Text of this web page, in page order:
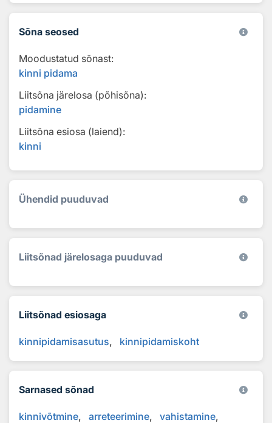
Sõna seosed
Moodustatud sõnast:
kinni pidama
Liitsõna järelosa (põhisõna):
pidamine
Liitsõna esiosa (laiend):
kinni
Ühendid puuduvad
Liitsõnad järelosaga puuduvad
Liitsõnad esiosaga
kinnipidamisasutus kinnipidamiskoht
Sarnased sõnad
kinnivõtmine arreteerimine
vahistamine